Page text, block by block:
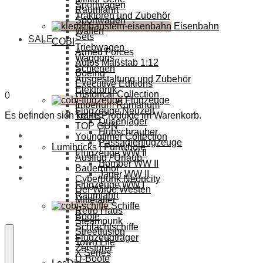
Sportwagen
Traktoren und Zubehör
Eisenbahn
Sets
Triebwagen
Waggons
Schienen
Ausgestaltung und Zubehör
Elektronik
Flugzeuge
Flugzeuge Neuzeit
Düsenjäger
Hubschrauber
Passagierflugzeuge
Flugzeuge WW II
Bomber WW II
Jäger WW II
Flugzeuge WW I
Raumfahrt
Schiffe
Boote
Schlachtschiffe
Flugzeugträger
Zerstörer
U-Boote
Raumfahrt
Sportwagen
Waffen
COBI
Armed Forces
Autos Maßstab 1:12
Boeing
Executive Editions
Historical Collection
Imperium Romanum
Trains
TOP GUN
Youngtimer Collection
Lumibricks | Funwhole
Ausflug / Urlaub
Bauernhof
Cyberpunk Neoncity
Der Wilde Westen
Mittelalter
Retro Haus
Steampunk
Streetfusion
Town Life
X Series
SALE
0
Es befinden sich keine Produkte im Warenkorb.